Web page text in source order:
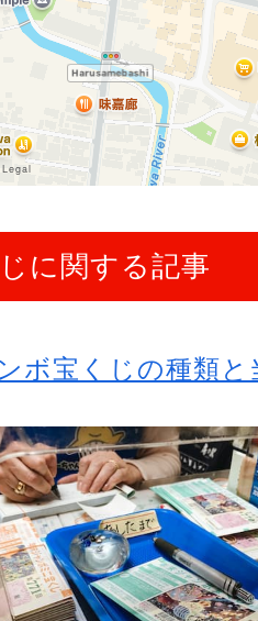
に関する記事
ボ宝くじの種類と